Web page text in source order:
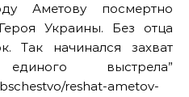
Аметову посмертно
Украины. Без отца
Так начинался захват
выстрела”
reshat-ametov-